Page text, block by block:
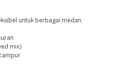
untuk berbagai medan.
mix)